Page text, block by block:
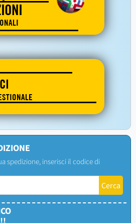
spedizione, inserisci il codice di